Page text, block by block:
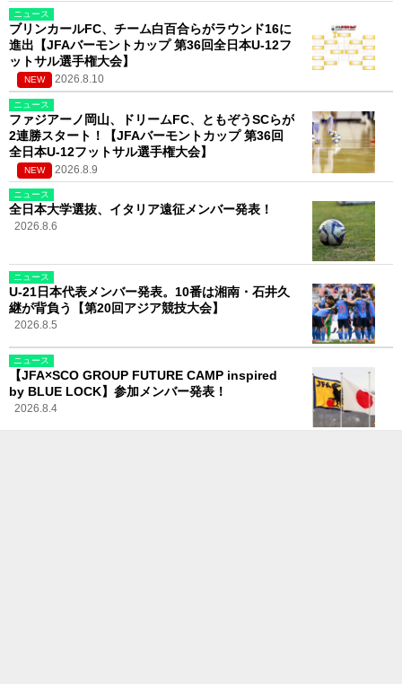
ニュース
ブリンカールFC、チーム白百合らがラウンド16に
進出【JFAバーモントカップ 第36回全日本U-12フ
ットサル選手権大会】
NEW 2026.8.10
ニュース
ファジアーノ岡山、ドリームFC、ともぞうSCらが
2連勝スタート！【JFAバーモントカップ 第36回
全日本U-12フットサル選手権大会】
NEW 2026.8.9
ニュース
全日本大学選抜、イタリア遠征メンバー発表！
2026.8.6
ニュース
U-21日本代表メンバー発表。10番は湘南・石井久
継が背負う【第20回アジア競技大会】
2026.8.5
ニュース
【JFA×SCO GROUP FUTURE CAMP inspired
by BLUE LOCK】参加メンバー発表！
2026.8.4